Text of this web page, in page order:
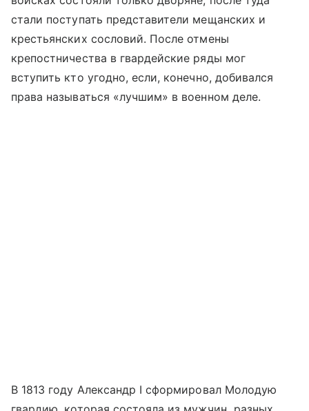
стали поступать представители мещанских и
крестьянских сословий. После отмены
крепостничества в гвардейские ряды мог
вступить кто угодно, если, конечно, добивался
права называться «лучшим» в военном деле.
В 1813 году Александр I сформировал Молодую